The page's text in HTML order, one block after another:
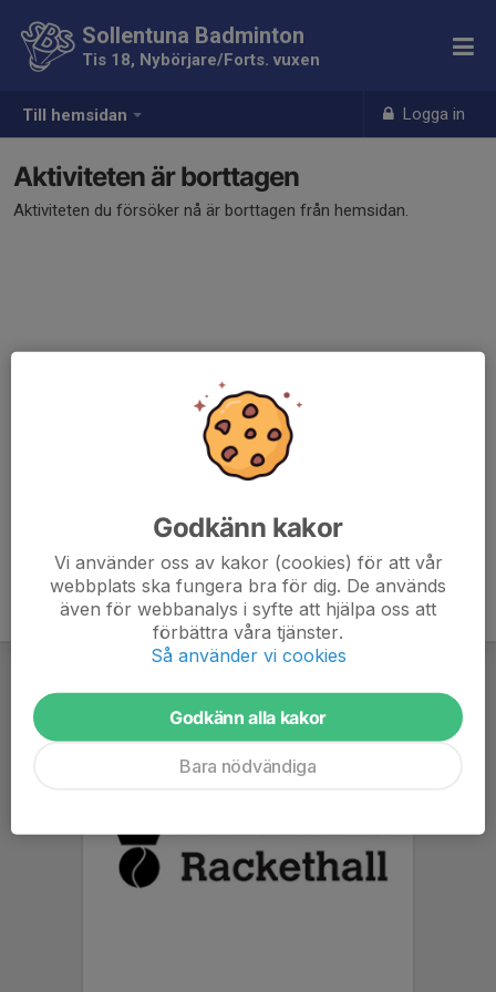
Till hemsidan Logga in
Sollentuna Badminton
Tis 18, Nybörjare/Forts. vuxen
Aktiviteten är borttagen
Aktiviteten du försöker nå är borttagen från hemsidan.
Godkänn kakor
Vi använder oss av kakor (cookies) för att vår
webbplats ska fungera bra för dig. De används
även för webbanalys i syfte att hjälpa oss att
förbättra våra tjänster.
Så använder vi cookies
Godkänn alla kakor
Bara nödvändiga